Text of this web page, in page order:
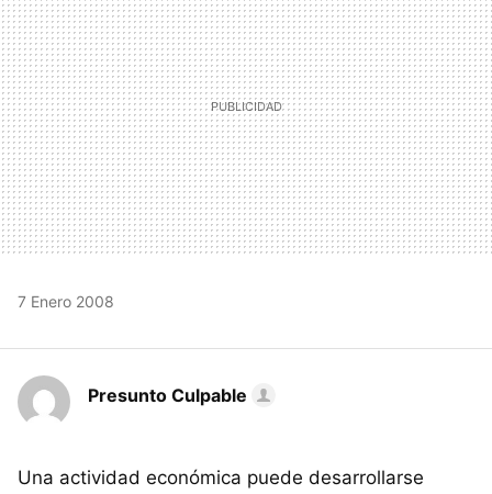
7 Enero 2008
Presunto Culpable
Una actividad económica puede desarrollarse